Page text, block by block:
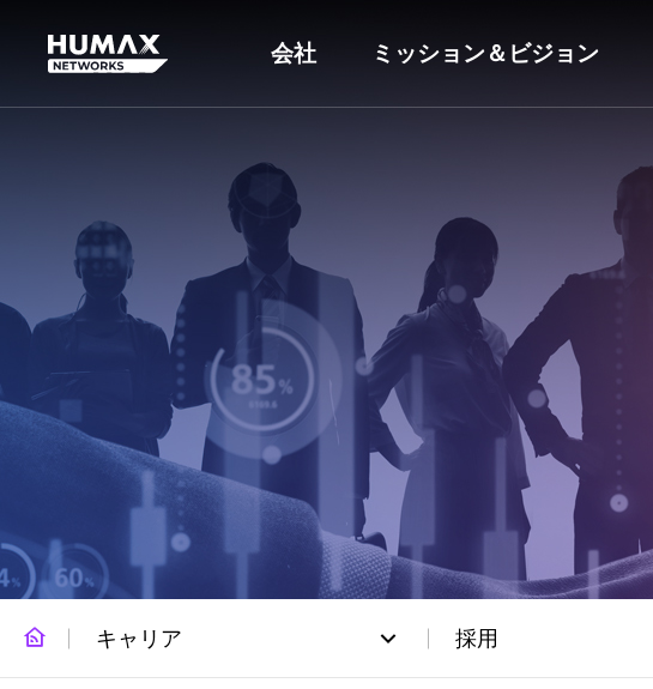
会社 ミッション＆ビジョン
キャリア 採用